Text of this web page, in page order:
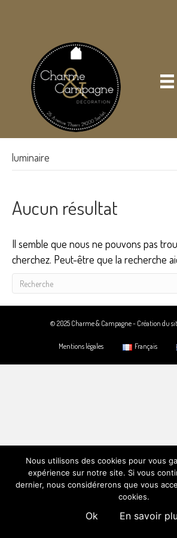
luminaire
Aucun résultat
Il semble que nous ne pouvons pas
cherchez. Peut-être que la recherche
© 2025 Charme & Campagne - Création du
Mentions légales Français
Nous utilisons des cookies pour vous
expérience sur notre site. Si vous
dernier, nous considérerons que vous
cookies.
Ok En savoir